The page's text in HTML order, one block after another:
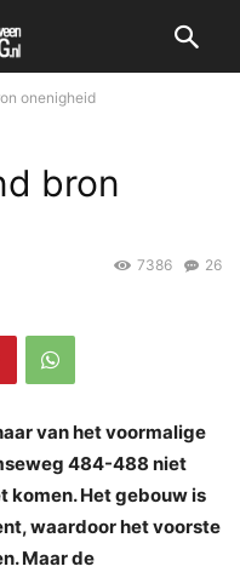
onenigheid
bron
26
7386
van het voormalige
484-488 niet
komen. Het gebouw is
waardoor het voorste
Maar de